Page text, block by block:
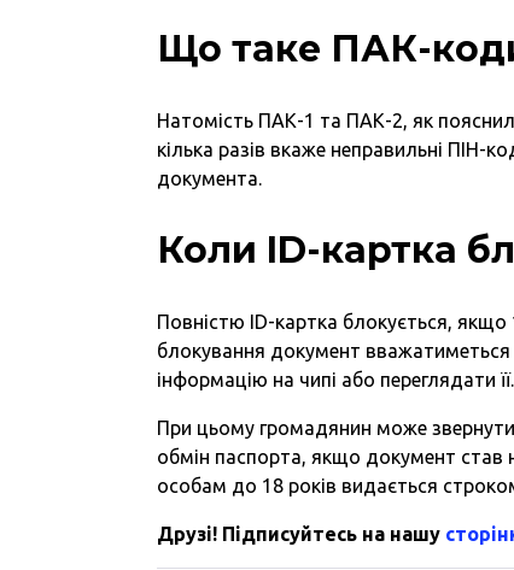
Що таке ПАК-
Натомість ПАК-1 та ПАК-2, як
кілька разів вкаже неправильні
документа.
Коли ID-картка
Повністю ID-картка блокується, якщо
блокування документ
інформацію на чипі або переглядати її.
При цьому громадянин може
обмін паспорта, якщо документ
особам до 18 років видається
Друзі! Підписуйтесь на нашу